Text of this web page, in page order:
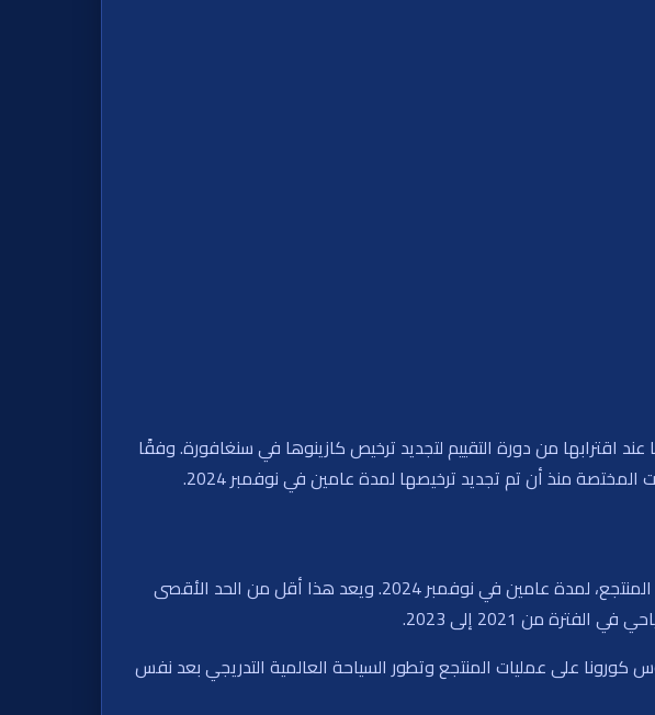
من دورة التقييم لتجديد ترخيص كازينوها في سنغافورة. وفقًا
مددت الحكومة السنغافورية ترخيص أعمال الكازينو في منتجع العالم في سنتوسا المحدودة، مشغل المنتجع، لمدة عامين في نوفمبر 2024. ويعد هذا أقل من الحد الأقصى
من 2021 إلى 2023.
على عمليات المنتجع وتطور السياحة العالمية التدريجي بعد نفس